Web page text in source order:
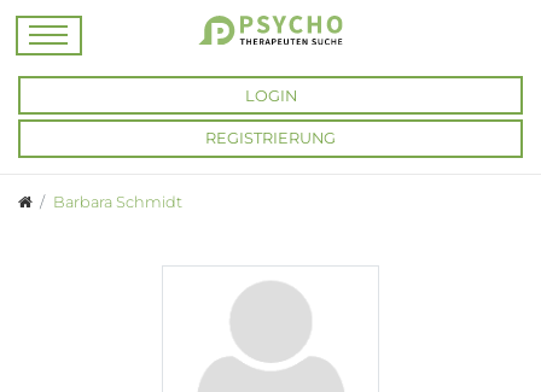
LOGIN
REGISTRIERUNG
Barbara Schmidt